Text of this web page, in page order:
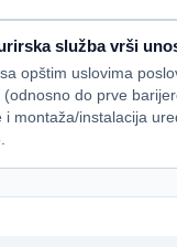
služba vrši
opštim uslovima
(odnosno do prve
i montaža/instalacija